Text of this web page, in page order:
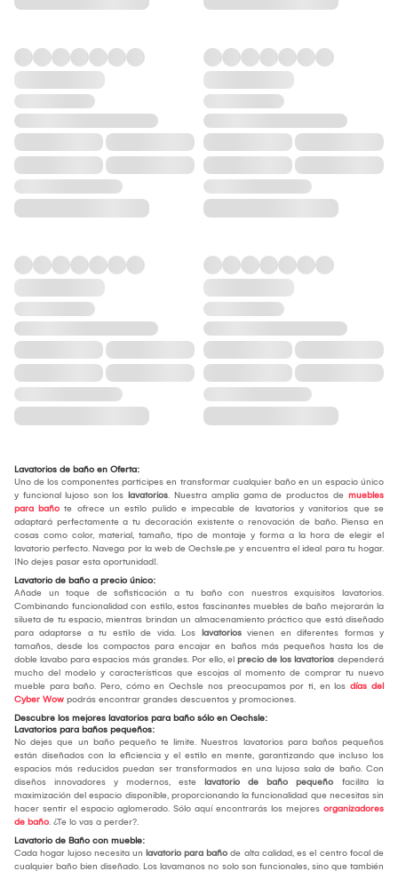
Lavatorios de baño en Oferta:
Uno de los componentes participes en transformar cualquier baño en un espacio único
y funcional lujoso son los lavatorios. Nuestra amplia gama de productos de muebles
para baño te ofrece un estilo pulido e impecable de lavatorios y vanitorios que se
adaptará perfectamente a tu decoración existente o renovación de baño. Piensa en
cosas como color, material, tamaño, tipo de montaje y forma a la hora de elegir el
lavatorio perfecto. Navega por la web de Oechsle.pe y encuentra el ideal para tu hogar.
¡No dejes pasar esta oportunidad!.
Lavatorio de baño a precio único:
Añade un toque de sofisticación a tu baño con nuestros exquisitos lavatorios.
Combinando funcionalidad con estilo, estos fascinantes muebles de baño mejorarán la
silueta de tu espacio, mientras brindan un almacenamiento práctico que está diseñado
para adaptarse a tu estilo de vida. Los lavatorios vienen en diferentes formas y
tamaños, desde los compactos para encajar en baños más pequeños hasta los de
doble lavabo para espacios más grandes. Por ello, el precio de los lavatorios dependerá
mucho del modelo y características que escojas al momento de comprar tu nuevo
mueble para baño. Pero, cómo en Oechsle nos preocupamos por ti, en los días del
Cyber Wow podrás encontrar grandes descuentos y promociones.
Descubre los mejores lavatorios para baño sólo en Oechsle:
Lavatorios para baños pequeños:
No dejes que un baño pequeño te limite. Nuestros lavatorios para baños pequeños
están diseñados con la eficiencia y el estilo en mente, garantizando que incluso los
espacios más reducidos puedan ser transformados en una lujosa sala de baño. Con
diseños innovadores y modernos, este lavatorio de baño pequeño facilita la
maximización del espacio disponible, proporcionando la funcionalidad que necesitas sin
hacer sentir el espacio aglomerado. Sólo aquí encontrarás los mejores organizadores
de baño. ¿Te lo vas a perder?.
Lavatorio de Baño con mueble:
Cada hogar lujoso necesita un lavatorio para baño de alta calidad, es el centro focal de
cualquier baño bien diseñado. Los lavamanos no solo son funcionales, sino que también